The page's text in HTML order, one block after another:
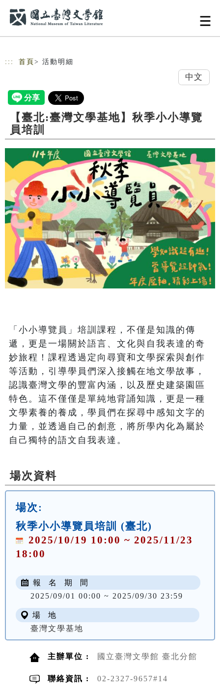
::: 首頁 > 活動明細
中文
【臺北:臺灣文學基地】秋季小小導覽
員培訓
「小小導覽員」培訓課程，不僅是知識的傳
遞，更是一場關於語言、文化與自我表達的奇
妙旅程！課程透過定向尋寶和文學探索與創作
等活動，引導學員們深入接觸在地文學故事，
認識臺灣文學的豐富內涵，以及歷史建築園區
特色。這不僅僅是單純地背誦知識，更是一種
文學素養的養成，學員們在探尋中感知文字的
力量，並透過自己的創意，將所學內化為屬於
自己獨特的語文自我表達。
場次資料
場次:
秋季小小導覽員培訓 (臺北)
2025/10/19 10:00 ~ 2025/11/23
18:00
報 名 期 間
2025/09/01 00:00 ~ 2025/09/30 23:59
場 地
臺灣文學基地
主辦單位 : 國立臺灣文學館 臺北分館
聯絡資訊 : 02-2327-9657#14